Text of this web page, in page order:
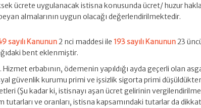
ücrete uygulanacak istisna konusunda ücret/ huzur
almalarının uygun olacağı değerlendirilmektedir.
sayılı Kanunun2 nci maddesi ile193 sayılı Kanunun23
bent eklenmiştir.
Hizmet erbabının, ödemenin yapıldığı ayda geçerli olan
güvenlik kurumu primi ve işsizlik sigorta primi
(Şu kadar ki, istisnayı aşan ücret gelirinin
tutarları ve oranları, istisna kapsamındaki tutarlar da